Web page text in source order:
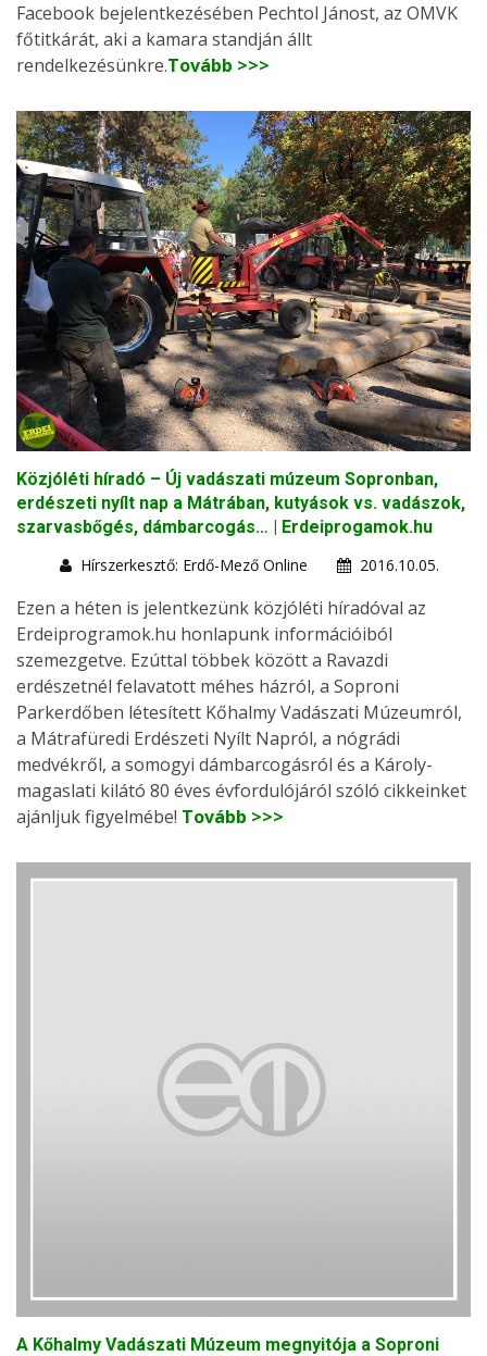
Facebook bejelentkezésében Pechtol Jánost, az OMVK
főtitkárát, aki a kamara standján állt
rendelkezésünkre.Tovább >>>
Közjóléti híradó – Új vadászati múzeum Sopronban,
erdészeti nyílt nap a Mátrában, kutyások vs. vadászok,
szarvasbőgés, dámbarcogás… | Erdeiprogamok.hu
Hírszerkesztő: Erdő-Mező Online
2016.10.05.
Ezen a héten is jelentkezünk közjóléti híradóval az
Erdeiprogramok.hu honlapunk információiból
szemezgetve. Ezúttal többek között a Ravazdi
erdészetnél felavatott méhes házról, a Soproni
Parkerdőben létesített Kőhalmy Vadászati Múzeumról,
a Mátrafüredi Erdészeti Nyílt Napról, a nógrádi
medvékről, a somogyi dámbarcogásról és a Károly-
magaslati kilátó 80 éves évfordulójáról szóló cikkeinket
ajánljuk figyelmébe! Tovább >>>
A Kőhalmy Vadászati Múzeum megnyitója a Soproni